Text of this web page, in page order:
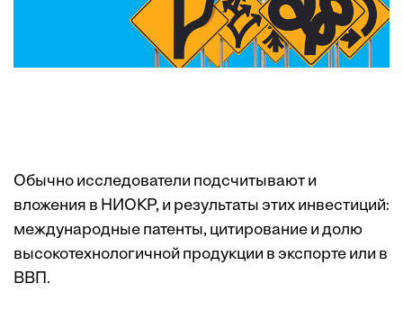
Обычно исследователи подсчитывают и
вложения в НИОКР, и результаты этих инвестиций:
международные патенты, цитирование и долю
высокотехнологичной продукции в экспорте или в
ВВП.